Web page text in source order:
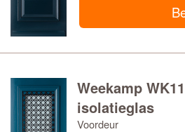
Weekamp
isolatieglas
Voordeur